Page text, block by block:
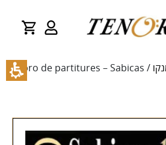
/ Libro de partitures – Sabicas